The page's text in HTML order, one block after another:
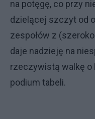
na potęgę, co przy
dzielącej szczyt od
zespołów z
daje nadzieję na
rzeczywistą walkę o
podium tabeli.